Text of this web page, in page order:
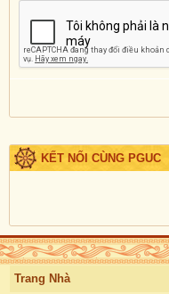
KẾT NỐI CÙNG PGUC
Trang Nhà